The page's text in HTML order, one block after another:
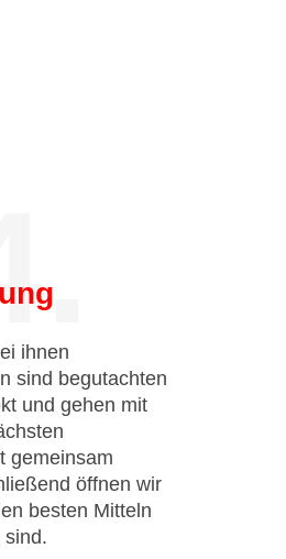
ihnen
sind begutachten
und gehen mit
gemeinsam
öffnen wir
besten Mitteln
sind.